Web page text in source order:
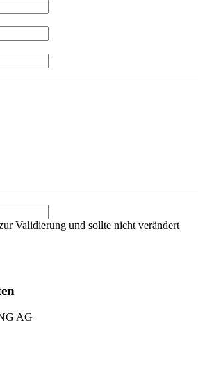
Validierung und sollte nicht verändert
AG